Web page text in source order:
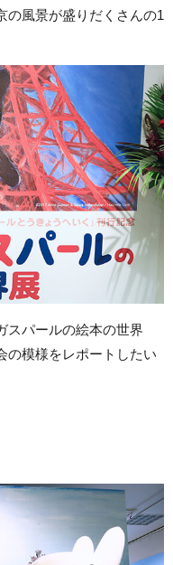
の風景が盛りだくさんの1
スパールの絵本の世界
の模様をレポートしたい